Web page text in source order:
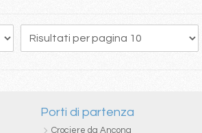
1 2 3 4
Porti di partenza
Crociere da Ancona